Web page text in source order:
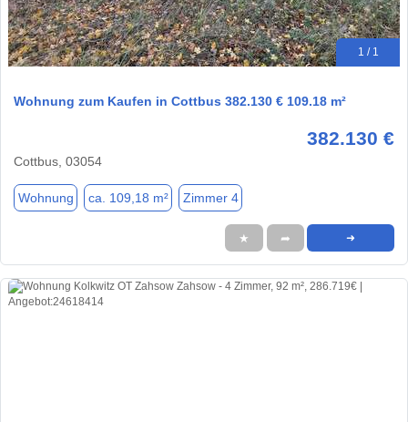
1 / 1
Wohnung zum Kaufen in Cottbus 382.130 € 109.18 m²
382.130 €
Cottbus, 03054
Wohnung ca. 109,18 m² Zimmer 4
★ ➦ ➜